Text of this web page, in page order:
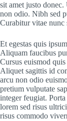
sit amet justo
non odio. Nibh sed
Curabitur vitae nunc
Et egestas quis
Aliquam faucibus
Cursus euismod
Aliquet sagittis id
arcu non odio
pretium vulputate
integer feugiat.
lorem sed risus
risus commodo